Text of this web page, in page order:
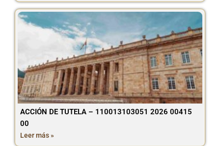
ACCIÓN DE TUTELA – 110013103051 2026 00415
00
Leer más »